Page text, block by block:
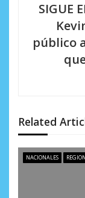
d
e
e
SIGUE
público
Related
NACIONALES